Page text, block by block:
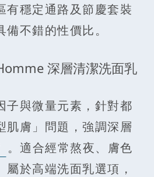
有穩定通路及節慶套裝
不錯的性價比。
深層清潔洗面乳
子與微量元素，針對都
肌膚」問題，強調深層
。適合經常熬夜、膚色
於高端洗面乳選項，